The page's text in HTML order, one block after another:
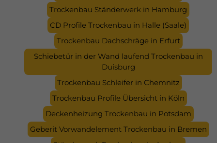
Trockenbau Ständerwerk in Hamburg
CD Profile Trockenbau in Halle (Saale)
Trockenbau Dachschräge in Erfurt
Schiebetür in der Wand laufend Trockenbau in
Duisburg
Trockenbau Schleifer in Chemnitz
Trockenbau Profile Übersicht in Köln
Deckenheizung Trockenbau in Potsdam
Geberit Vorwandelement Trockenbau in Bremen